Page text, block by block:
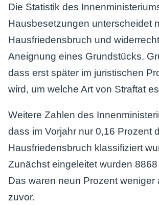
Die Statistik des
Hausbesetzungen unterscheidet
Hausfriedensbruch und
Aneignung eines Grundstücks.
dass erst später im juristischen
wird, um welche Art von Straftat
Weitere Zahlen des
dass im Vorjahr nur 0,16 Prozent
Hausfriedensbruch klassifiziert
Zunächst eingeleitet wurden
Das waren neun Prozent weniger
zuvor.